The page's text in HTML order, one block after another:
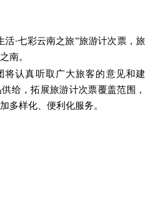
活·七彩云南之旅”旅游计次票，旅
南。
将认真听取广大旅客的意见和建
给，拓展旅游计次票覆盖范围，
多样化、便利化服务。